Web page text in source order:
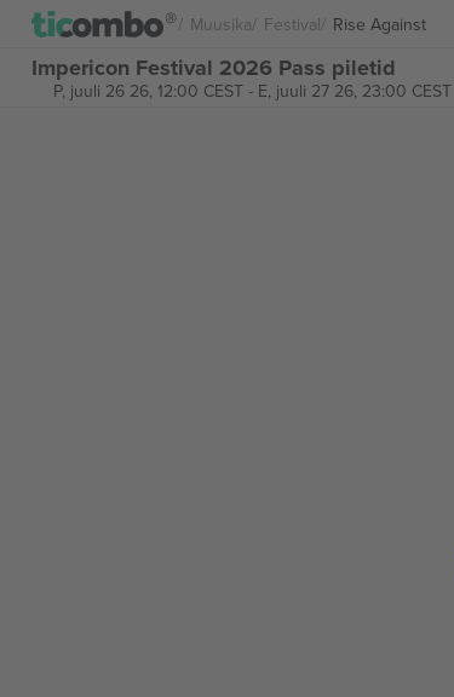
Muusika Festival Rise Against
Impericon Festival 2026 Pass piletid
P, juuli 26 26, 12:00 CEST- E, juuli 27 26, 23:00 CEST